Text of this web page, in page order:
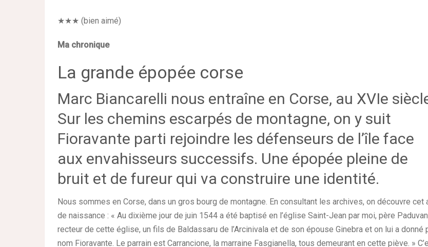
★★★ (bien aimé)
Ma chronique
La grande épopée corse
Marc Biancarelli nous entraîne en Corse, au XVIe
Sur les chemins escarpés de montagne, on y suit
Fioravante parti rejoindre les défenseurs de l’île face
aux envahisseurs successifs. Une épopée pleine de
bruit et de fureur qui va construire une identité.
Nous sommes en Corse, dans un gros bourg de montagne. En consultant les archives, on découvre cet
de naissance : « Au dixième jour de juin 1544 a été baptisé en l’église Saint-Jean par moi, père
recteur de cette église, un fils de Baldassaru de l’Arcinivala et de son épouse Ginebra et on lui a donné
nom Fioravante. Le parrain est Carrancione, la marraine Fasgianella, tous demeurant en cette piève. »